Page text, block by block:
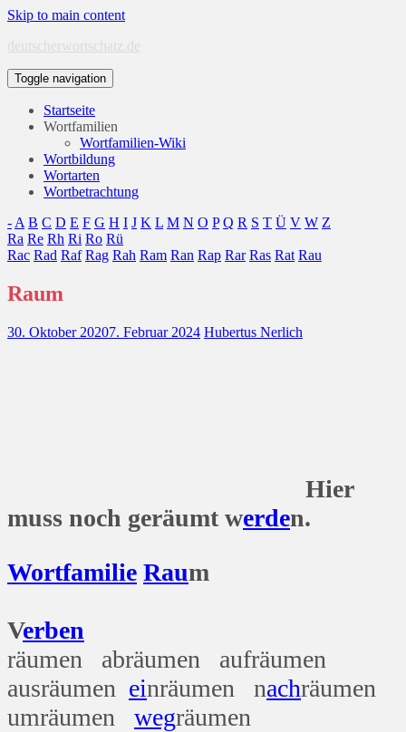
Skip to main content
deutscherwortschatz.de
Toggle navigation
Startseite
Wortfamilien
Wortfamilien-Wiki
Wortbildung
Wortarten
Wortbetrachtung
- A B C D E F G H I J K L M N O P Q R S T Ü V W Z
Ra Re Rh Ri Ro Rü
Rac Rad Raf Rag Rah Ram Ran Rap Rar Ras Rat Rau
Raum
30. Oktober 20207. Februar 2024 Hubertus Nerlich
Hier
muss noch geräumt werden.
Wortfamilie Raum
Verben
räumen
abräumen aufräumen
ausräumen einräumen nachräumen
umräumen wegräumen